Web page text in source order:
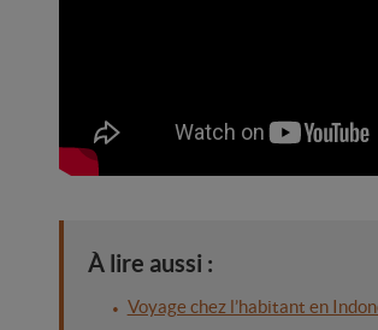
À lire aussi :
Voyage chez l’habitant en